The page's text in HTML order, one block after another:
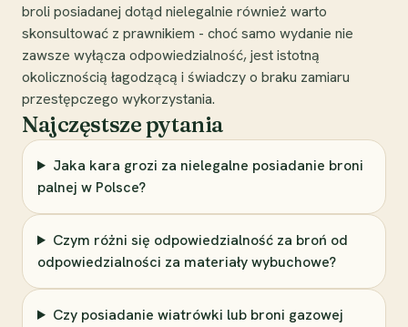
broli posiadanej dotąd nielegalnie również warto
skonsultować z prawnikiem - choć samo wydanie nie
zawsze wyłącza odpowiedzialność, jest istotną
okolicznością łagodzącą i świadczy o braku zamiaru
przestępczego wykorzystania.
Najczęstsze pytania
Jaka kara grozi za nielegalne posiadanie broni
palnej w Polsce?
Czym różni się odpowiedzialność za broń od
odpowiedzialności za materiały wybuchowe?
Czy posiadanie wiatrówki lub broni gazowej